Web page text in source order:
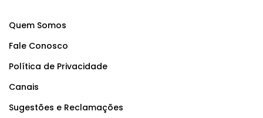
Quem Somos
Fale Conosco
Política de Privacidade
Canais
Sugestões e Reclamações